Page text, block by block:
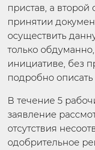
пристав, а второй
принятии
осуществить
только
инициативе, без
подробно описать
В течение 5
заявление
отсутствия
одобрительное